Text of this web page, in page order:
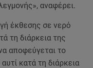
αναφέρει.
έκθεσης σε νερό
τη διάρκεια της
αποφεύγεται το
κατά τη διάρκεια